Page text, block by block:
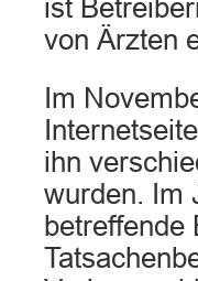
ist
von Ärzten
Im
ihn
wurden. Im
betreffende